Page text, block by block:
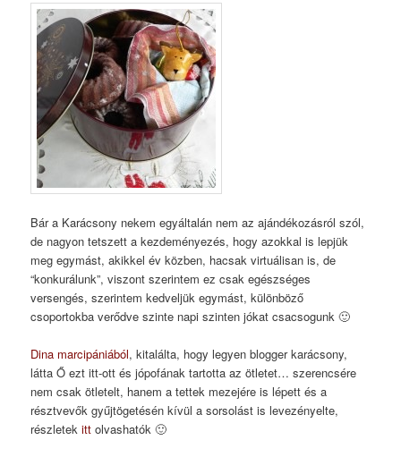
Bár a Karácsony nekem egyáltalán nem az ajándékozásról szól,
de nagyon tetszett a kezdeményezés, hogy azokkal is lepjük
meg egymást, akikkel év közben, hacsak virtuálisan is, de
“konkurálunk”, viszont szerintem ez csak egészséges
versengés, szerintem kedveljük egymást, különböző
csoportokba verődve szinte napi szinten jókat csacsogunk 🙂
Dina marcipániából, kitalálta, hogy legyen blogger karácsony,
látta Ő ezt itt-ott és jópofának tartotta az ötletet… szerencsére
nem csak ötletelt, hanem a tettek mezejére is lépett és a
résztvevők gyűjtögetésén kívül a sorsolást is levezényelte,
részletek itt olvashatók 🙂